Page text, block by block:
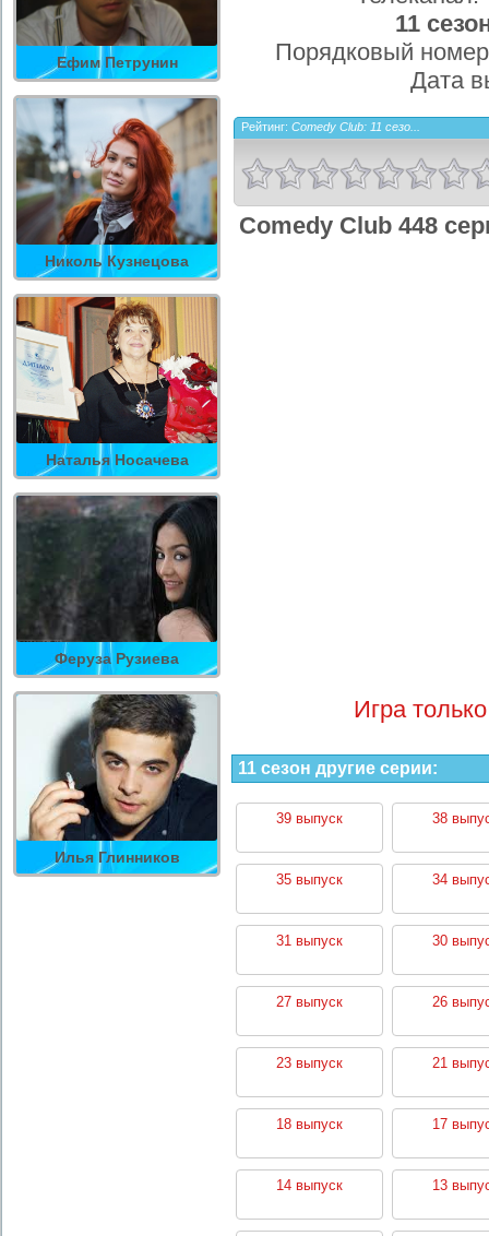
Ефим Петрунин
Николь Кузнецова
Наталья Носачева
Феруза Рузиева
Илья Глинников
11
Порядковый
Дата
Рейтинг: Comedy Club: 11 сезо...
Comedy Club 448
Игра
11 сезон другие серии:
39 выпуск 38
35 выпуск 34
31 выпуск 30
27 выпуск 26
23 выпуск 21
18 выпуск 17
14 выпуск 13